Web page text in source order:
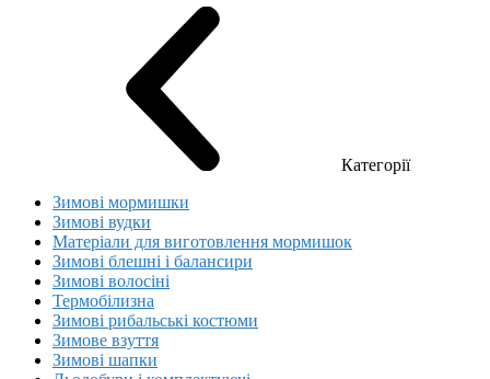
Категорії
Зимові мормишки
Зимові вудки
Матеріали для виготовлення мормишок
Зимові блешні і балансири
Зимові волосіні
Термобілизна
Зимові рибальські костюми
Зимове взуття
Зимові шапки